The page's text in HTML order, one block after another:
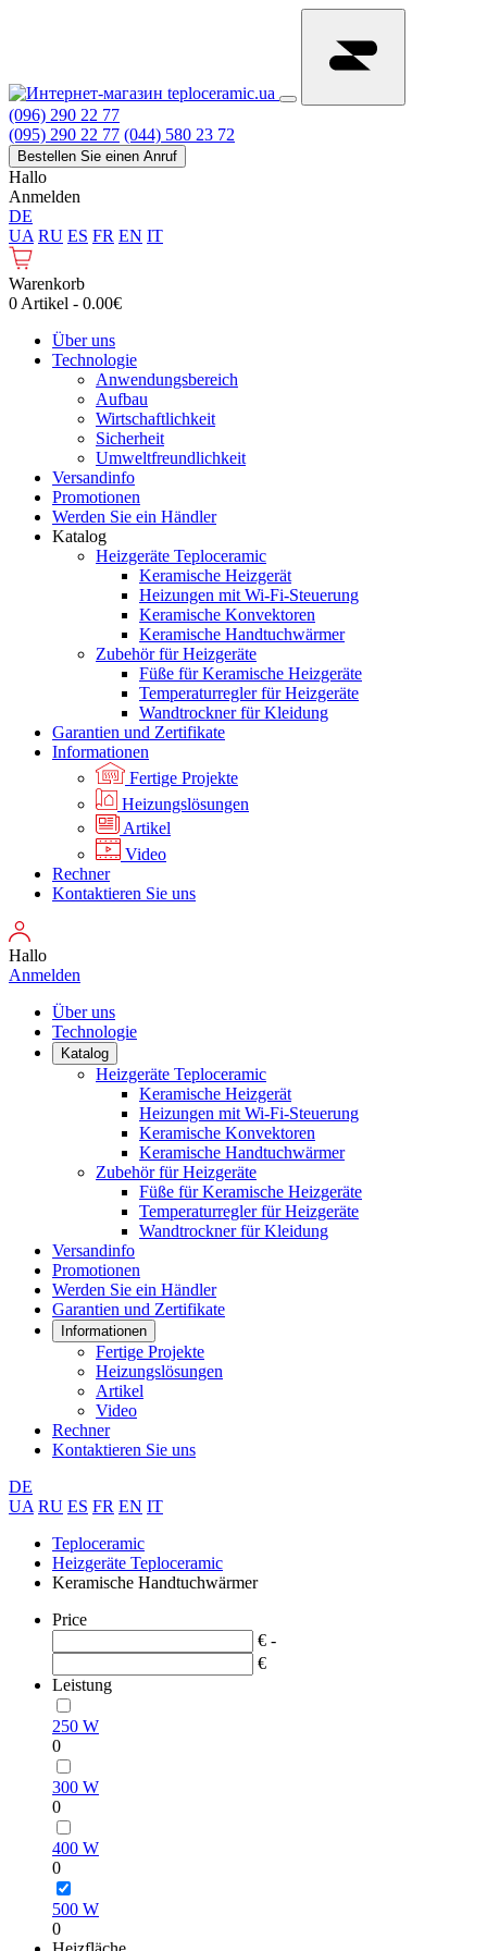
(096) 290 22 77
(095) 290 22 77 (044) 580 23 72
Bestellen Sie einen Anruf
Hallo
Anmelden
DE
UA RU ES FR EN IT
Warenkorb
0 Artikel - 0.00€
Über uns
Technologie
Anwendungsbereich
Aufbau
Wirtschaftlichkeit
Sicherheit
Umweltfreundlichkeit
Versandinfo
Promotionen
Werden Sie ein Händler
Katalog
Heizgeräte Teploceramic
Keramische Heizgerät
Heizungen mit Wi-Fi-Steuerung
Keramische Konvektoren
Keramische Handtuchwärmer
Zubehör für Heizgeräte
Füße für Keramische Heizgeräte
Temperaturregler für Heizgeräte
Wandtrockner für Kleidung
Garantien und Zertifikate
Informationen
Fertige Projekte
Heizungslösungen
Artikel
Video
Rechner
Kontaktieren Sie uns
Hallo
Anmelden
Über uns
Technologie
Katalog
Heizgeräte Teploceramic
Keramische Heizgerät
Heizungen mit Wi-Fi-Steuerung
Keramische Konvektoren
Keramische Handtuchwärmer
Zubehör für Heizgeräte
Füße für Keramische Heizgeräte
Temperaturregler für Heizgeräte
Wandtrockner für Kleidung
Versandinfo
Promotionen
Werden Sie ein Händler
Garantien und Zertifikate
Informationen
Fertige Projekte
Heizungslösungen
Artikel
Video
Rechner
Kontaktieren Sie uns
DE
UA RU ES FR EN IT
Teploceramic
Heizgeräte Teploceramic
Keramische Handtuchwärmer
Price
€ -
€
Leistung
250 W
0
300 W
0
400 W
0
500 W
0